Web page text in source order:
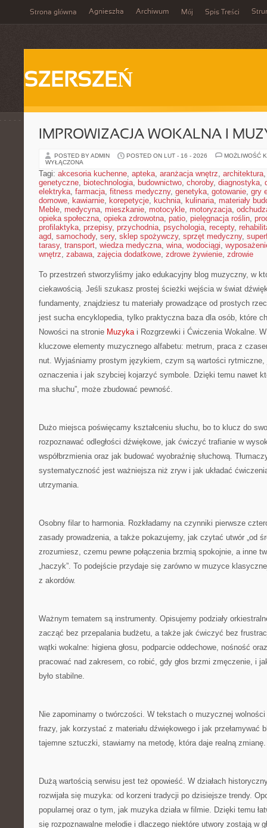
Strona główna Agnieszka Archiwum Mój Spis Treści
SZERSZEŃ
IMPROWIZACJA WOKALNA I
POSTED BY ADMIN POSTED ON LUT - 16 - 2026
MOŻLIWOŚĆ
WYŁĄCZONA
Tagi: akcesoria kuchenne, apteka, aranżacja wnętrz, architektura
genetyczne, biotechnologia, budownictwo, choroby, diagnostyka,
elektryka, farmacja, fitness medyczny, genetyka, gotowanie, gry
domowe, kawiarnie, korepetycje, kuchnia, kulinaria, materiały
Meble, medycyna, mieszkanie, motocykle, motoryzacja,
opieka społeczna, opieka zdrowotna, patio, pielęgnacja roślin,
profilaktyka, przepisy, przychodnia, psychologia, recepty,
agd, samochody, sery, sklep spożywczy, sprzęt medyczny,
tarasy, transport, wiedza medyczna, wina, wodociągi,
wnętrz, zabawa, zajęcia dodatkowe, zdrowe żywienie, zdrowie
To przestrzeń stworzyliśmy jako edukacyjny blog muzyczny, w
ciekawością. Jeśli szukasz prostej ścieżki wejścia w świat
fundamenty, znajdziesz tu materiały prowadzące od prostych
jest sucha encyklopedia, tylko praktyczna baza dla osób, które
Nowości na stronie Muzykai Rozgrzewki i Ćwiczenia Wokalne.
kluczowe elementy muzycznego alfabetu: metrum, praca z
nut. Wyjaśniamy prostym językiem, czym są wartości
oznaczenia i jak szybciej kojarzyć symbole. Dzięki temu nawet
ma słuchu”, może zbudować pewność.
Dużo miejsca poświęcamy kształceniu słuchu, bo to klucz do
rozpoznawać odległości dźwiękowe, jak ćwiczyć trafianie w
współbrzmienia oraz jak budować wyobraźnię słuchową.
systematyczność jest ważniejsza niż zryw i jak układać
utrzymania.
Osobny filar to harmonia. Rozkładamy na czynniki pierwsze
zasady prowadzenia, a także pokazujemy, jak czytać utwór „od
zrozumiesz, czemu pewne połączenia brzmią spokojnie, a inne
„haczyk”. To podejście przydaje się zarówno w muzyce
z akordów.
Ważnym tematem są instrumenty. Opisujemy podziały
zacząć bez przepalania budżetu, a także jak ćwiczyć bez
wątki wokalne: higiena głosu, podparcie oddechowe, nośność
pracować nad zakresem, co robić, gdy głos brzmi zmęczenie, i
było stabilne.
Nie zapominamy o twórczości. W tekstach o muzycznej
frazy, jak korzystać z materiału dźwiękowego i jak przełamywać
tajemne sztuczki, stawiamy na metodę, która daje realną zmianę.
Dużą wartością serwisu jest też opowieść. W działach
rozwijała się muzyka: od korzeni tradycji po dzisiejsze trendy.
popularnej oraz o tym, jak muzyka działa w filmie. Dzięki temu
się rozpoznawalne melodie i dlaczego niektóre utwory zostają w